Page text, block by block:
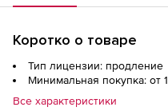
Коротко о товаре
Тип лицензии: продление
Минимальная покупка: от
Все характеристики